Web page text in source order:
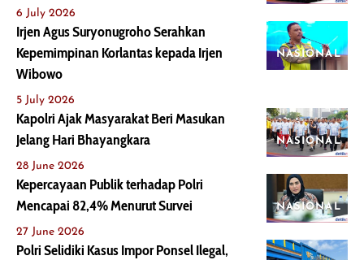
6 July 2026
NASIONAL
Irjen Agus Suryonugroho Serahkan
Kepemimpinan Korlantas kepada Irjen
Wibowo
5 July 2026
NASIONAL
Kapolri Ajak Masyarakat Beri Masukan
Jelang Hari Bhayangkara
28 June 2026
NASIONAL
Kepercayaan Publik terhadap Polri
Mencapai 82,4% Menurut Survei
27 June 2026
Polri Selidiki Kasus Impor Ponsel Ilegal,